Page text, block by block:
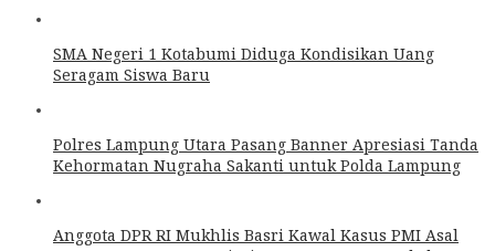
SMA Negeri 1 Kotabumi Diduga Kondisikan Uang
Seragam Siswa Baru
Polres Lampung Utara Pasang Banner Apresiasi Tanda
Kehormatan Nugraha Sakanti untuk Polda Lampung
Anggota DPR RI Mukhlis Basri Kawal Kasus PMI Asal